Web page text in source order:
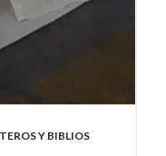
Y BIBLIOS